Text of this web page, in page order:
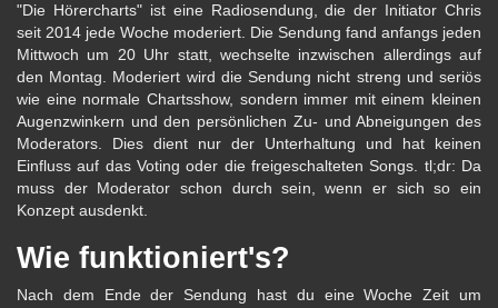
"Die Hörercharts" ist eine Radiosendung, die der Initiator Chris
seit 2014 jede Woche moderiert. Die Sendung fand anfangs jeden
Mittwoch um 20 Uhr statt, wechselte inzwischen allerdings auf
den Montag. Moderiert wird die Sendung nicht streng und seriös
wie eine normale Chartsshow, sondern immer mit einem kleinen
Augenzwinkern und den persönlichen Zu- und Abneigungen des
Moderators. Dies dient nur der Unterhaltung und hat keinen
Einfluss auf das Voting oder die freigeschalteten Songs. tl;dr: Da
muss der Moderator schon durch sein, wenn er sich so ein
Konzept ausdenkt.
Wie funktioniert's?
Nach dem Ende der Sendung hast du eine Woche Zeit um